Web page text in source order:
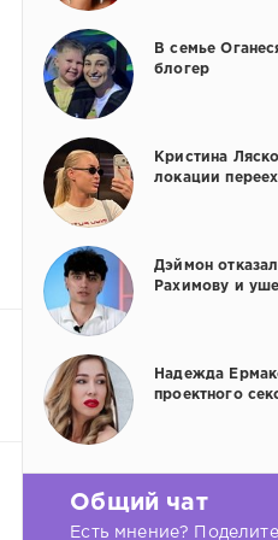
В семье
блогер
Кристина
локации
Дэймон
Рахимову и
Надежда
проектного
Общий чат
Есть мнение?